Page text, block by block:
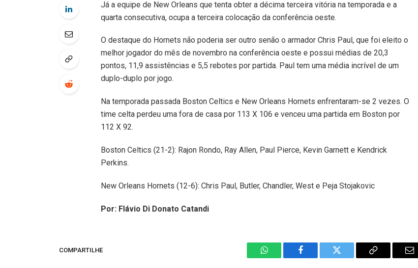
Já a equipe de New Orleans que tenta obter a décima terceira vitória na temporada e a
quarta consecutiva, ocupa a terceira colocação da conferência oeste.
O destaque do Hornets não poderia ser outro senão o armador Chris Paul, que foi eleito o
melhor jogador do mês de novembro na conferência oeste e possui médias de 20,3
pontos, 11,9 assistências e 5,5 rebotes por partida. Paul tem uma média incrível de um
duplo-duplo por jogo.
Na temporada passada Boston Celtics e New Orleans Hornets enfrentaram-se 2 vezes. O
time celta perdeu uma fora de casa por 113 X 106 e venceu uma partida em Boston por
112 X 92.
Boston Celtics (21-2): Rajon Rondo, Ray Allen, Paul Pierce, Kevin Garnett e Kendrick
Perkins.
New Orleans Hornets (12-6): Chris Paul, Butler, Chandler, West e Peja Stojakovic
Por: Flávio Di Donato Catandi
COMPARTILHE
WhatsAppFacebook Twitter
Copiar
E-